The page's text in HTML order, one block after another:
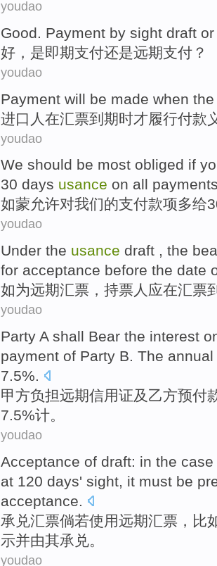
youdao
Good. Payment by sight draft or
好 ， 是即期支付还是远期支付？
youdao
Payment will be made when
进口人在汇票到期时才履行付款
youdao
We should be most obliged if
30 days usance on all
如蒙允许对我们的支付款项多给
youdao
Under the usance draft , the
for acceptance before the date
如为远期汇票， 持票人 应在汇票
youdao
Party A shall Bear the interest
payment of Party B. The annual
7.5%.
甲方负担远期信用证及 乙方预付
7.5%计。
youdao
Acceptance of draft: in the
at 120 days' sight, it must be
acceptance.
承兑汇票倘若使用远期汇票， 比
示并由其承兑。
youdao